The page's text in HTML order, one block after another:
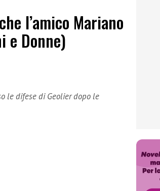
l’amico Mariano
e Donne)
le difese di Geolier dopo le